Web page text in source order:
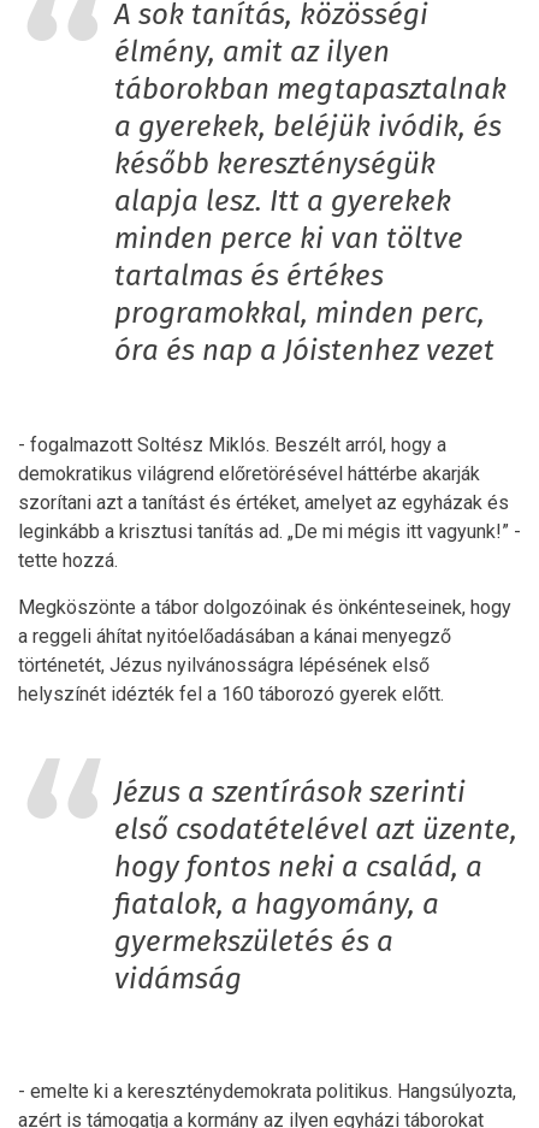
A sok tanítás, közösségi
élmény, amit az ilyen
táborokban megtapasztalnak
a gyerekek, beléjük ivódik, és
később kereszténységük
alapja lesz. Itt a gyerekek
minden perce ki van töltve
tartalmas és értékes
programokkal, minden perc,
óra és nap a Jóistenhez vezet
- fogalmazott Soltész Miklós. Beszélt arról, hogy a
demokratikus világrend előretörésével háttérbe akarják
szorítani azt a tanítást és értéket, amelyet az egyházak és
leginkább a krisztusi tanítás ad. „De mi mégis itt vagyunk!” -
tette hozzá.
Megköszönte a tábor dolgozóinak és önkénteseinek, hogy
a reggeli áhítat nyitóelőadásában a kánai menyegző
történetét, Jézus nyilvánosságra lépésének első
helyszínét idézték fel a 160 táborozó gyerek előtt.
Jézus a szentírások szerinti
első csodatételével azt üzente,
hogy fontos neki a család, a
fiatalok, a hagyomány, a
gyermekszületés és a
vidámság
- emelte ki a kereszténydemokrata politikus. Hangsúlyozta,
azért is támogatja a kormány az ilyen egyházi táborokat